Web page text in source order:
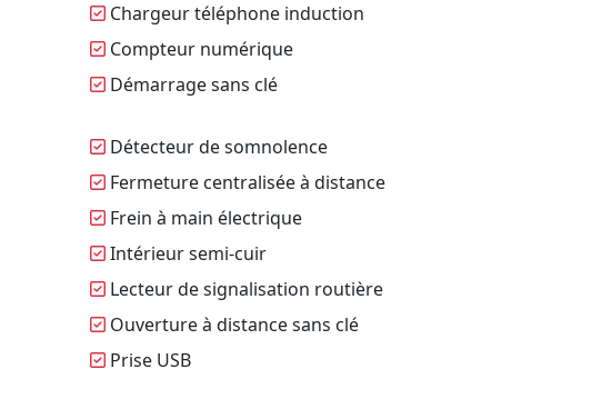
Chargeur téléphone induction
Compteur numérique
Démarrage sans clé
Détecteur de somnolence
Fermeture centralisée à distance
Frein à main électrique
Intérieur semi-cuir
Lecteur de signalisation routière
Ouverture à distance sans clé
Prise USB